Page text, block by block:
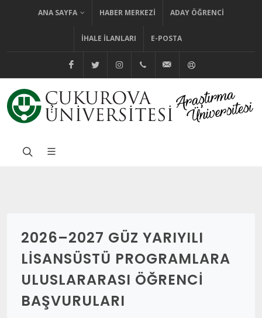
ANA SAYFA HABER MERKEZI ADAY ÖĞRENCI
İHALE İLANLARI E-POSTA
@cuhabermerkezi
@cukurovaedutr
@cukurovaedutr
+90 (322) 338 60 84
bilgi@cu.edu.tr
2026–2027 GÜZ YARIYILI
LISANSÜSTÜ PROGRAMLARA
ULUSLARARASI ÖĞRENCI
BAŞVURULARI